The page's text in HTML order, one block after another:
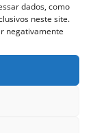
dados, como
neste site.
negativamente
do
pickup